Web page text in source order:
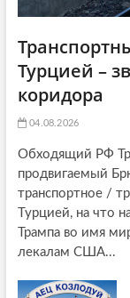
Турцией –
коридора
04.08.2026
Обходящий РФ
продвигаемый
транспортное /
Турцией, на что
Трампа во имя
лекалам США...